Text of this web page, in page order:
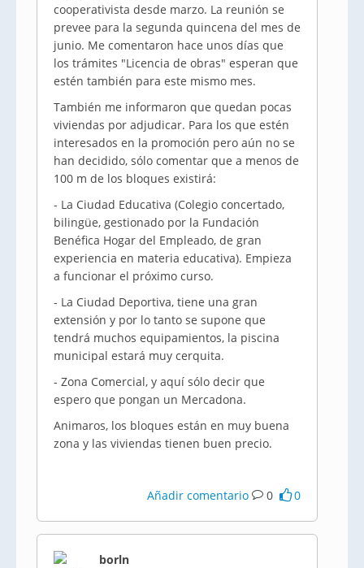
cooperativista desde marzo. La reunión se
prevee para la segunda quincena del mes de
junio. Me comentaron hace unos días que
los trámites "Licencia de obras" esperan que
estén también para este mismo mes.
También me informaron que quedan pocas
viviendas por adjudicar. Para los que estén
interesados en la promoción pero aún no se
han decidido, sólo comentar que a menos de
100 m de los bloques existirá:
- La Ciudad Educativa (Colegio concertado,
bilingüe, gestionado por la Fundación
Benéfica Hogar del Empleado, de gran
experiencia en materia educativa). Empieza
a funcionar el próximo curso.
- La Ciudad Deportiva, tiene una gran
extensión y por lo tanto se supone que
tendrá muchos equipamientos, la piscina
municipal estará muy cerquita.
- Zona Comercial, y aquí sólo decir que
espero que pongan un Mercadona.
Animaros, los bloques están en muy buena
zona y las viviendas tienen buen precio.
Añadir comentario 0 0
borln